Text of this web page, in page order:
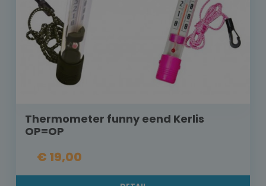
Thermometer funny eend Kerlis
OP=OP
€ 19,00